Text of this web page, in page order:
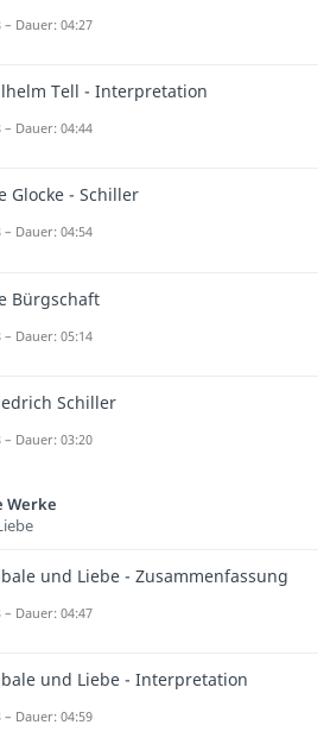
– Dauer: 04:27
Tell - Interpretation
– Dauer: 04:44
Glocke - Schiller
– Dauer: 04:54
Bürgschaft
– Dauer: 05:14
Schiller
– Dauer: 03:20
Werke
und Liebe - Zusammenfassung
– Dauer: 04:47
und Liebe - Interpretation
– Dauer: 04:59